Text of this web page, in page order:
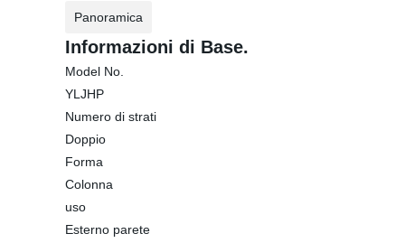
Panoramica
Informazioni di Base.
Model No.
YLJHP
Numero di strati
Doppio
Forma
Colonna
uso
Esterno parete